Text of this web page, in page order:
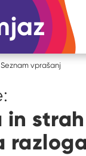
#to sem
Seznam vprašanj
in